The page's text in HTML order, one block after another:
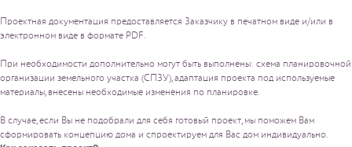
Проектная документация предоставляется Заказчику в печатном виде и/или в
электронном виде в формате PDF.
При необходимости дополнительно могут быть выполнены: схема планировочной
организации земельного участка (СПЗУ), адаптация проекта под используемые
материалы, внесены необходимые изменения по планировке.
В случае, если Вы не подобрали для себя готовый проект, мы поможем Вам
сформировать концепцию дома и спроектируем для Вас дом индивидуально.